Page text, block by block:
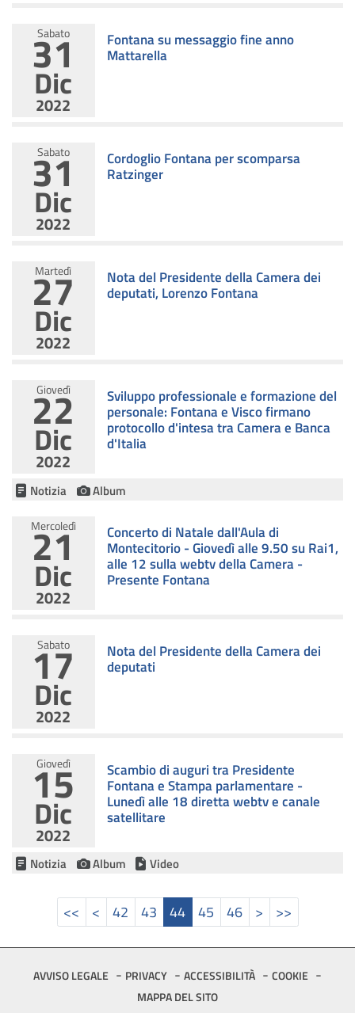
Sabato
31
Dic
2022
Fontana su messaggio fine anno
Mattarella
Sabato
31
Dic
2022
Cordoglio Fontana per scomparsa
Ratzinger
Martedì
27
Dic
2022
Nota del Presidente della Camera dei
deputati, Lorenzo Fontana
Giovedì
22
Dic
2022
Sviluppo professionale e formazione del
personale: Fontana e Visco firmano
protocollo d'intesa tra Camera e Banca
d'Italia
Notizia Album
Mercoledì
21
Dic
2022
Concerto di Natale dall'Aula di
Montecitorio - Giovedì alle 9.50 su Rai1,
alle 12 sulla webtv della Camera -
Presente Fontana
Sabato
17
Dic
2022
Nota del Presidente della Camera dei
deputati
Giovedì
15
Dic
2022
Scambio di auguri tra Presidente
Fontana e Stampa parlamentare -
Lunedì alle 18 diretta webtv e canale
satellitare
Notizia Album Video
Prima pagina
<< Pagina precedente
< Pagina
42 Pagina
43 Pagina attuale
Pagina
44 Pagina
45 Pagina
46 Pagina
> Ultima
>>
FooterAVVISO LEGALE PRIVACY ACCESSIBILITÀ
COOKIE
MAPPA DEL SITO